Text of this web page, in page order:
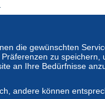
die gewünschten
zu speichern,
an Ihre Bedürfnisse
andere können